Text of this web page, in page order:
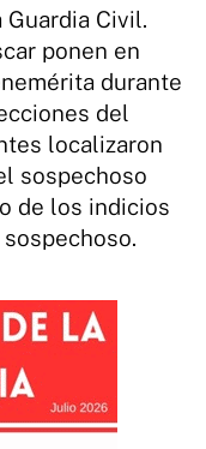
Civil.
ponen en
durante
del
localizaron
sospechoso
de los indicios